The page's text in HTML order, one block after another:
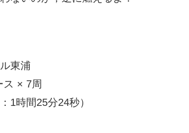
東浦
ス × 7周
1時間25分24秒）